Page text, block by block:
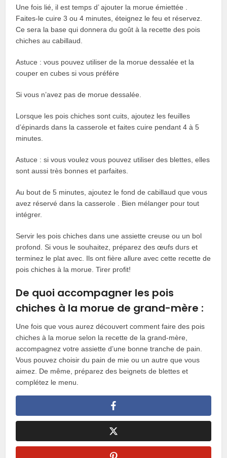
Une fois lié, il est temps d’ ajouter la morue émiettée .
Faites-le cuire 3 ou 4 minutes, éteignez le feu et réservez.
Ce sera la base qui donnera du goût à la recette des pois
chiches au cabillaud.
Astuce : vous pouvez utiliser de la morue dessalée et la
couper en cubes si vous préfére
Si vous n’avez pas de morue dessalée.
Lorsque les pois chiches sont cuits, ajoutez les feuilles
d’épinards dans la casserole et faites cuire pendant 4 à 5
minutes.
Astuce : si vous voulez vous pouvez utiliser des blettes, elles
sont aussi très bonnes et parfaites.
Au bout de 5 minutes, ajoutez le fond de cabillaud que vous
avez réservé dans la casserole . Bien mélanger pour tout
intégrer.
Servir les pois chiches dans une assiette creuse ou un bol
profond. Si vous le souhaitez, préparez des œufs durs et
terminez le plat avec. Ils ont fière allure avec cette recette de
pois chiches à la morue. Tirer profit!
De quoi accompagner les pois
chiches à la morue de grand-mère :
Une fois que vous aurez découvert comment faire des pois
chiches à la morue selon la recette de la grand-mère,
accompagnez votre assiette d’une bonne tranche de pain.
Vous pouvez choisir du pain de mie ou un autre que vous
aimez. De même, préparez des beignets de blettes et
complétez le menu.